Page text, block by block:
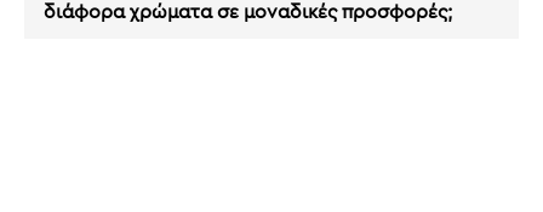
διάφορα χρώματα σε μοναδικές προσφορές;